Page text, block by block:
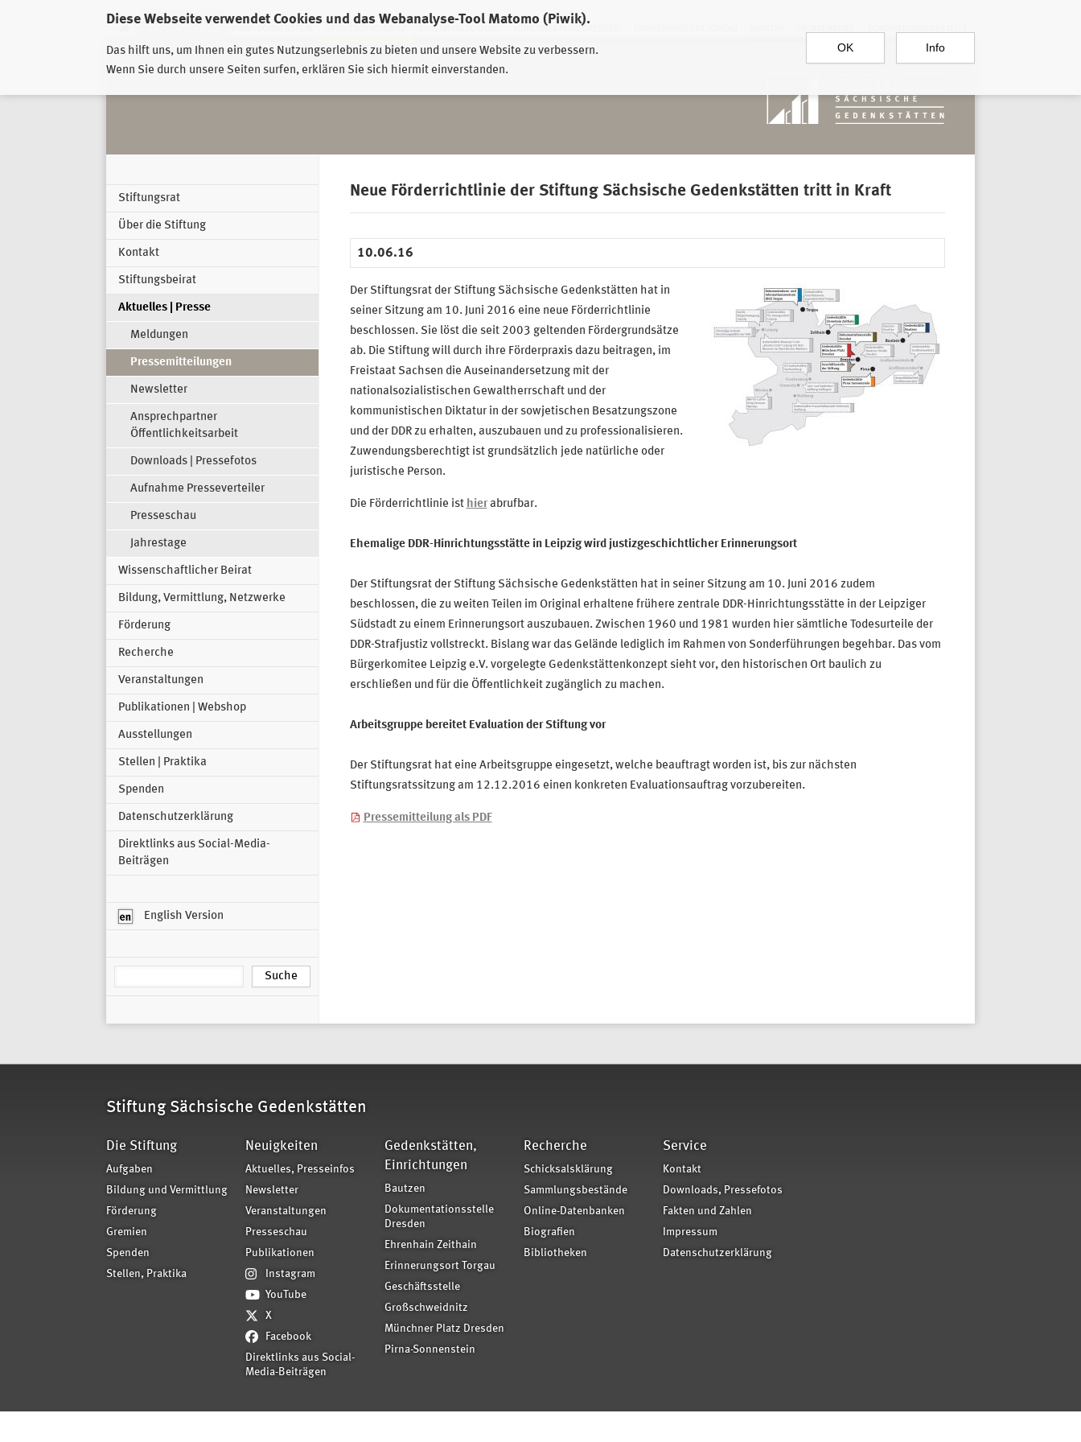
Diese Webseite verwendet Cookies und das Webanalyse-Tool Matomo (Piwik).
Das hilft uns, um Ihnen ein gutes Nutzungserlebnis zu bieten und unsere Website zu verbessern.
Wenn Sie durch unsere Seiten surfen, erklären Sie sich hiermit einverstanden.
OK Info
EHRENHAIN ZEITHAIN MÜNCHNER PLATZ DRESDEN
Stiftungsrat
Über die Stiftung
Kontakt
Stiftungsbeirat
Aktuelles | Presse
Meldungen
Pressemitteilungen
Newsletter
Ansprechpartner
Öffentlichkeitsarbeit
Downloads | Pressefotos
Aufnahme Presseverteiler
Presseschau
Jahrestage
Wissenschaftlicher Beirat
Bildung, Vermittlung, Netzwerke
Förderung
Recherche
Veranstaltungen
Publikationen | Webshop
Ausstellungen
Stellen | Praktika
Spenden
Datenschutzerklärung
Direktlinks aus Social-Media-
Beiträgen
English Version
Neue Förderrichtlinie der Stiftung Sächsische Gedenkstätten tritt in Kraft
10.06.16
Der Stiftungsrat der Stiftung Sächsische Gedenkstätten hat in
seiner Sitzung am 10. Juni 2016 eine neue Förderrichtlinie
beschlossen. Sie löst die seit 2003 geltenden Fördergrundsätze
ab. Die Stiftung will durch ihre Förderpraxis dazu beitragen, im
Freistaat Sachsen die Auseinandersetzung mit der
nationalsozialistischen Gewaltherrschaft und der
kommunistischen Diktatur in der sowjetischen Besatzungszone
und der DDR zu erhalten, auszubauen und zu professionalisieren.
Zuwendungsberechtigt ist grundsätzlich jede natürliche oder
juristische Person.
Die Förderrichtlinie ist hierabrufbar.
Ehemalige DDR-Hinrichtungsstätte in Leipzig wird justizgeschichtlicher Erinnerungsort
Der Stiftungsrat der Stiftung Sächsische Gedenkstätten hat in seiner Sitzung am 10. Juni 2016 zudem
beschlossen, die zu weiten Teilen im Original erhaltene frühere zentrale DDR-Hinrichtungsstätte in der Leipziger
Südstadt zu einem Erinnerungsort auszubauen. Zwischen 1960 und 1981 wurden hier sämtliche Todesurteile der
DDR-Strafjustiz vollstreckt. Bislang war das Gelände lediglich im Rahmen von Sonderführungen begehbar. Das vom
Bürgerkomitee Leipzig e.V. vorgelegte Gedenkstättenkonzept sieht vor, den historischen Ort baulich zu
erschließen und für die Öffentlichkeit zugänglich zu machen.
Arbeitsgruppe bereitet Evaluation der Stiftung vor
Der Stiftungsrat hat eine Arbeitsgruppe eingesetzt, welche beauftragt worden ist, bis zur nächsten
Stiftungsratssitzung am 12.12.2016 einen konkreten Evaluationsauftrag vorzubereiten.
Pressemitteilung als PDF
Stiftung Sächsische Gedenkstätten
Die Stiftung
Aufgaben
Bildung und Vermittlung
Förderung
Gremien
Spenden
Stellen, Praktika
Neuigkeiten
Aktuelles, Presseinfos
Newsletter
Veranstaltungen
Presseschau
Publikationen
Instagram
YouTube
X
Facebook
Direktlinks aus Social-
Media-Beiträgen
Gedenkstätten,
Einrichtungen
Bautzen
Dokumentationsstelle
Dresden
Ehrenhain Zeithain
Erinnerungsort Torgau
Geschäftsstelle
Großschweidnitz
Münchner Platz Dresden
Pirna-Sonnenstein
Recherche
Schicksalsklärung
Sammlungsbestände
Online-Datenbanken
Biografien
Bibliotheken
Service
Kontakt
Downloads, Pressefotos
Fakten und Zahlen
Impressum
Datenschutzerklärung